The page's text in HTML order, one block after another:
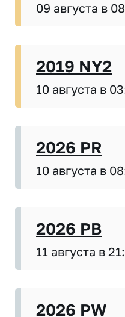
09 августа в
2019 NY2
10 августа в
2026 PR
10 августа в
2026 PB
11 августа в
2026 PW